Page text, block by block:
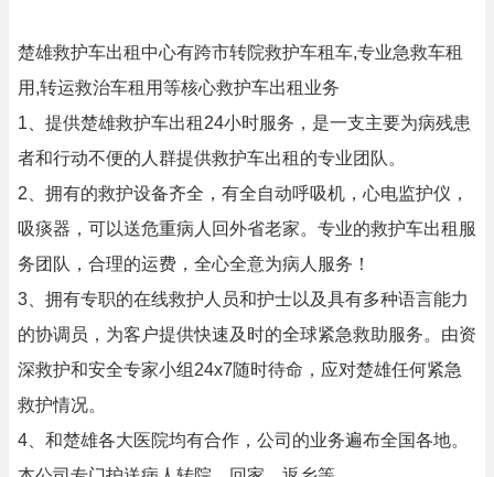
楚雄救护车出租中心有跨市转院救护车租车,专业急救车租
用,转运救治车租用等核心救护车出租业务
1、提供楚雄救护车出租24小时服务，是一支主要为病残患
者和行动不便的人群提供救护车出租的专业团队。
2、拥有的救护设备齐全，有全自动呼吸机，心电监护仪，
吸痰器，可以送危重病人回外省老家。专业的救护车出租服
务团队，合理的运费，全心全意为病人服务！
3、拥有专职的在线救护人员和护士以及具有多种语言能力
的协调员，为客户提供快速及时的全球紧急救助服务。由资
深救护和安全专家小组24x7随时待命，应对楚雄任何紧急
救护情况。
4、和楚雄各大医院均有合作，公司的业务遍布全国各地。